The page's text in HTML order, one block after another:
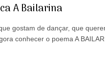
A Bailarina
gostam de dançar, que
conhecer o poema A